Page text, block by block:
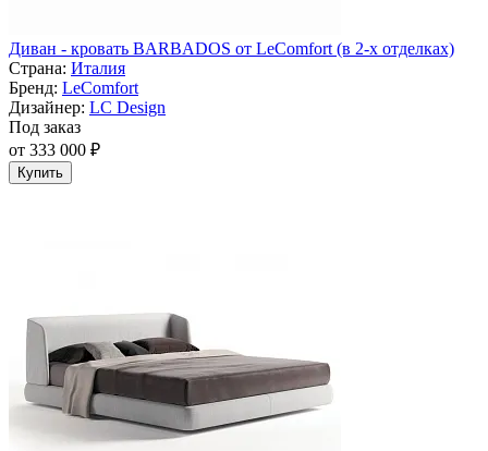
Диван - кровать BARBADOS от LeComfort (в 2-х отделках)
Страна: Италия
Бренд: LeComfort
Дизайнер: LC Design
Под заказ
от 333 000 ₽
Купить